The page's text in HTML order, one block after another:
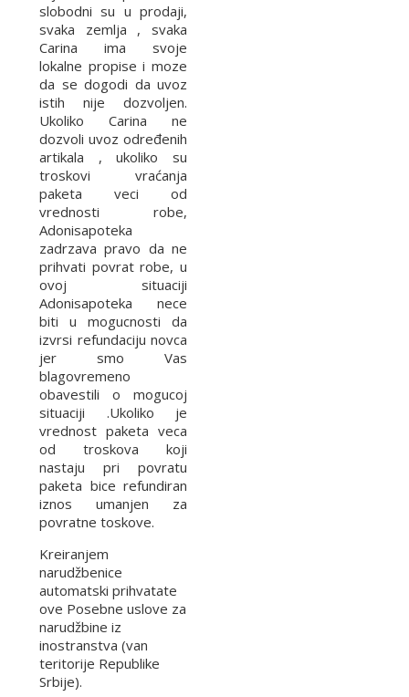
slobodni su u prodaji,
svaka zemlja , svaka
Carina ima svoje
lokalne propise i moze
da se dogodi da uvoz
istih nije dozvoljen.
Ukoliko Carina ne
dozvoli uvoz određenih
artikala , ukoliko su
troskovi vraćanja
paketa veci od
vrednosti robe,
Adonisapoteka
zadrzava pravo da ne
prihvati povrat robe, u
ovoj situaciji
Adonisapoteka nece
biti u mogucnosti da
izvrsi refundaciju novca
jer smo Vas
blagovremeno
obavestili o mogucoj
situaciji .Ukoliko je
vrednost paketa veca
od troskova koji
nastaju pri povratu
paketa bice refundiran
iznos umanjen za
povratne toskove.
Kreiranjem
narudžbenice
automatski prihvatate
ove Posebne uslove za
narudžbine iz
inostranstva (van
teritorije Republike
Srbije).